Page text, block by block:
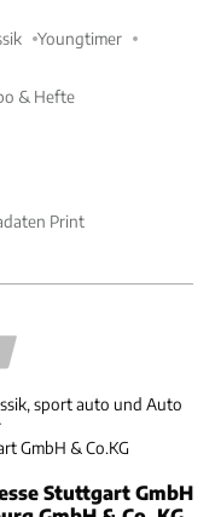
Youngtimer
& Hefte
Print
sport auto und Auto
GmbH & Co.KG
Stuttgart GmbH